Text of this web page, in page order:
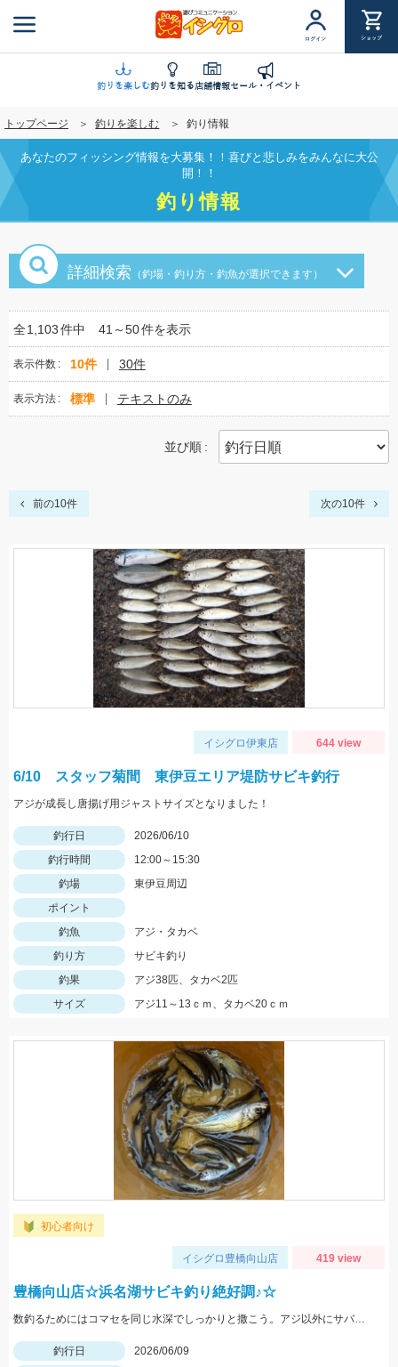
ン
に
移
動
ログイン ショップ
釣りを楽しむ釣りを知る店舗情報セール・イベント
トップページ 釣りを楽しむ 釣り情報
あなたのフィッシング情報を大募集！！喜びと悲しみをみんなに大公
開！！
釣り情報
詳細検索 （釣場・釣り方・釣魚が選択できます）
全1,103件中 41～50件を表示
表示件数 10件 30件
表示方法 標準 テキストのみ
並び順
前の10件 次の10件
イシグロ伊東店 644 view
6/10 スタッフ菊間 東伊豆エリア堤防サビキ釣行
アジが成長し唐揚げ用ジャストサイズとなりました！
釣行日
2026/06/10
釣行時間
12:00～15:30
釣場
東伊豆周辺
ポイント
釣魚
アジ・タカベ
釣り方
サビキ釣り
釣果
アジ38匹、タカベ2匹
サイズ
アジ11～13ｃｍ、タカベ20ｃｍ
初心者向け
イシグロ豊橋向山店 419 view
豊橋向山店☆浜名湖サビキ釣り絶好調♪☆
数釣るためにはコマセを同じ水深でしっかりと撒こう。アジ以外にサバやサッパ等の暴れる魚が釣れることもあるので替えの仕掛けを最低でも3セット位は持って行ってください。
釣行日
2026/06/09